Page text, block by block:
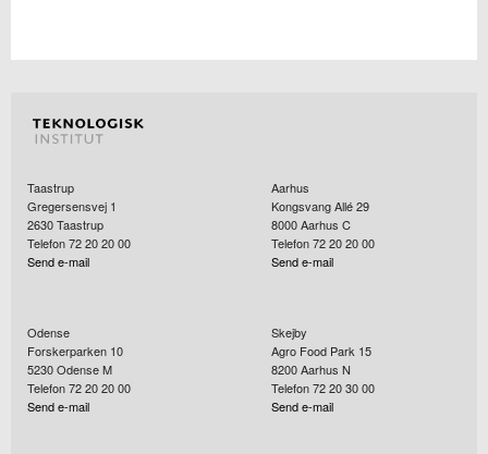
Taastrup
Gregersensvej 1
2630Taastrup
Telefon 72 20 20 00
Send e-mail
Aarhus
Kongsvang Allé 29
8000Aarhus C
Telefon 72 20 20 00
Send e-mail
Odense
Forskerparken 10
5230Odense M
Telefon 72 20 20 00
Send e-mail
Skejby
Agro Food Park 15
8200Aarhus N
Telefon 72 20 30 00
Send e-mail